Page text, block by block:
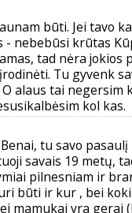
būti. Jei tavo
- nebebūsi krūtas
tad nėra jokios
Tu gyvenk
alaus tai negersim
kol kas.
tu savo
savais 19 metų,
pilnesniam ir
būti ir kur , bei
mamukai yra gerai